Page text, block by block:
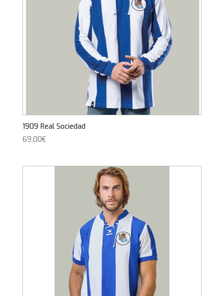
1909 Real Sociedad
69,00€